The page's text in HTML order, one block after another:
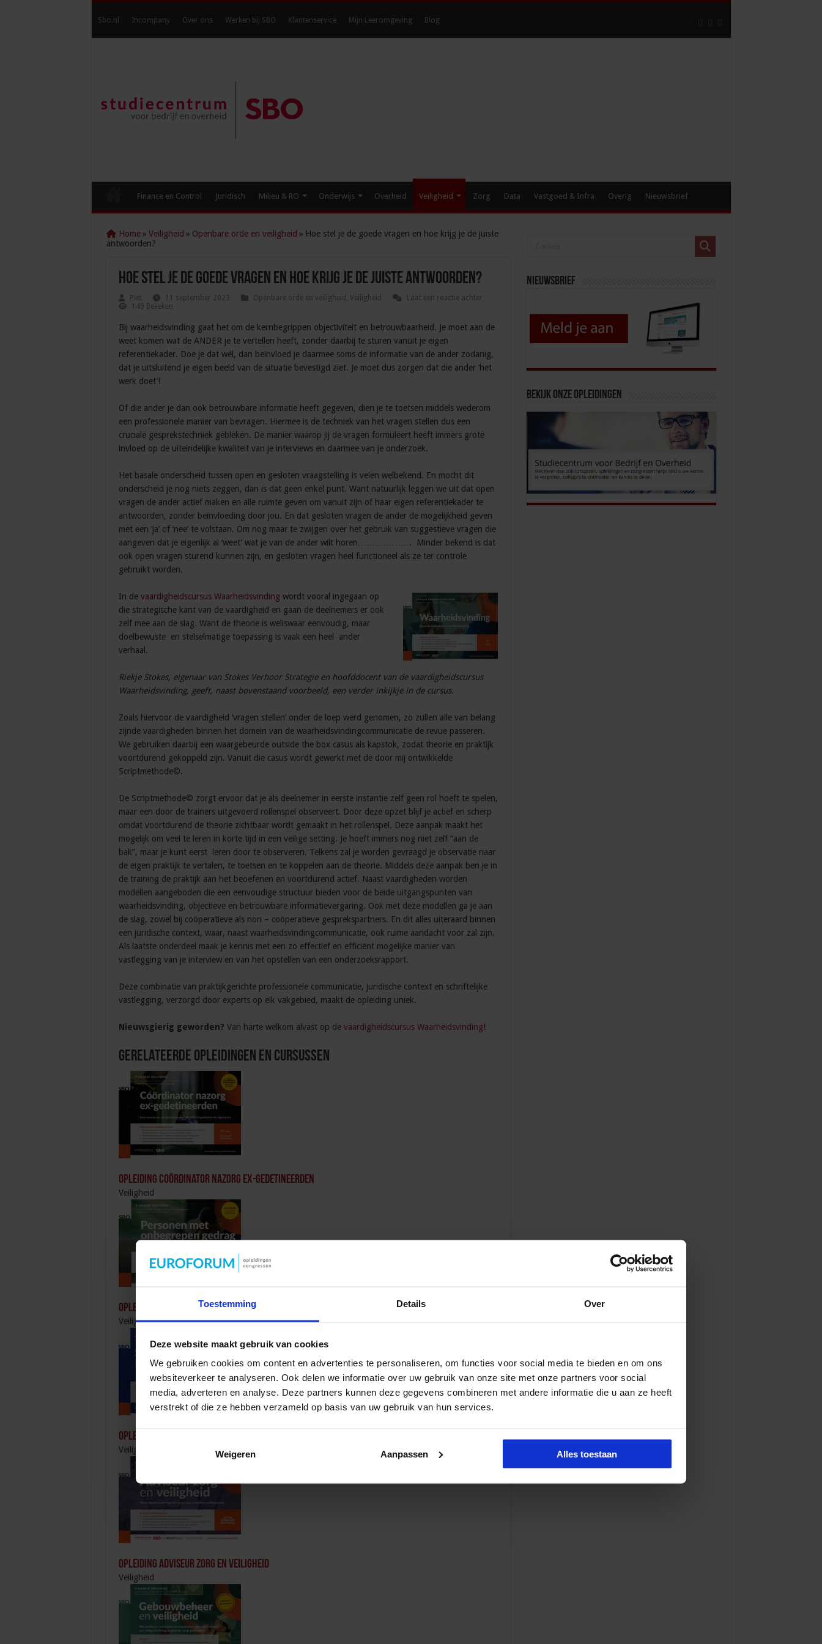
Toestemming Details Over
Deze website maakt gebruik van cookies
We gebruiken cookies om content en advertenties te personaliseren, om functies voor social media te bieden en om ons
websiteverkeer te analyseren. Ook delen we informatie over uw gebruik van onze site met onze partners voor social
media, adverteren en analyse. Deze partners kunnen deze gegevens combineren met andere informatie die u aan ze heeft
verstrekt of die ze hebben verzameld op basis van uw gebruik van hun services.
Weigeren Aanpassen Alles toestaan
Sbo.nl Incompany Over ons Werken bij SBO Klantenservice Mijn Leeromgeving Blog
Finance en Control Juridisch Milieu & RO Onderwijs Overheid Veiligheid Zorg Data Vastgoed & Infra Overig Nieuwsbrief
Home » Veiligheid » Openbare orde en veiligheid » Hoe stel je de goede vragen en hoe krijg je de juiste
antwoorden?
Hoe stel je de goede vragen en hoe krijg je de juiste antwoorden?
Piet 11 september 2023 Openbare orde en veiligheid , Veiligheid
Laat een reactie achter
149 Bekeken
Bij waarheidsvinding gaat het om de kernbegrippen objectiviteit en betrouwbaarheid. Je moet aan de
weet komen wat de ANDER je te vertellen heeft, zonder daarbij te sturen vanuit je eigen
referentiekader. Doe je dat wél, dan beïnvloed je daarmee soms de informatie van de ander zodanig,
dat je uitsluitend je eigen beeld van de situatie bevestigd ziet. Je moet dus zorgen dat die ander ‘het
werk doet’!
Of die ander je dan ook betrouwbare informatie heeft gegeven, dien je te toetsen middels wederom
een professionele manier van bevragen. Hiermee is de techniek van het vragen stellen dus een
cruciale gesprekstechniek gebleken. De manier waarop jij de vragen formuleert heeft immers grote
invloed op de uiteindelijke kwaliteit van je interviews en daarmee van je onderzoek.
Het basale onderscheid tussen open en gesloten vraagstelling is velen welbekend. En mocht dit
onderscheid je nog niets zeggen, dan is dat geen enkel punt. Want natuurlijk leggen we uit dat open
vragen de ander actief maken en alle ruimte geven om vanuit zijn of haar eigen referentiekader te
antwoorden, zonder beïnvloeding door jou. En dat gesloten vragen de ander de mogelijkheid geven
met een ‘ja’ of ‘nee’ te volstaan. Om nog maar te zwijgen over het gebruik van suggestieve vragen die
aangeven dat je eigenlijk al ‘weet’ wat je van de ander wilt horen………………. Minder bekend is dat
ook open vragen sturend kunnen zijn, en gesloten vragen heel functioneel als ze ter controle
gebruikt worden.
In de vaardigheidscursus Waarheidsvinding wordt vooral ingegaan op
die strategische kant van de vaardigheid en gaan de deelnemers er ook
zelf mee aan de slag. Want de theorie is weliswaar eenvoudig, maar
doelbewuste en stelselmatige toepassing is vaak een heel ander
verhaal.
Riekje Stokes, eigenaar van Stokes Verhoor Strategie en hoofddocent van de vaardigheidscursus
Waarheidsvinding, geeft, naast bovenstaand voorbeeld, een verder inkijkje in de cursus.
Zoals hiervoor de vaardigheid ‘vragen stellen’ onder de loep werd genomen, zo zullen alle van belang
zijnde vaardigheden binnen het domein van de waarheidsvindingcommunicatie de revue passeren.
We gebruiken daarbij een waargebeurde outside the box casus als kapstok, zodat theorie en praktijk
voortdurend gekoppeld zijn. Vanuit die casus wordt gewerkt met de door mij ontwikkelde
Scriptmethode©.
De Scriptmethode© zorgt ervoor dat je als deelnemer in eerste instantie zelf geen rol hoeft te spelen,
maar een door de trainers uitgevoerd rollenspel observeert. Door deze opzet blijf je actief en scherp
omdat voortdurend de theorie zichtbaar wordt gemaakt in het rollenspel. Deze aanpak maakt het
mogelijk om veel te leren in korte tijd in een veilige setting. Je hoeft immers nog niet zelf “aan de
bak”, maar je kunt eerst leren door te observeren. Telkens zal je worden gevraagd je observatie naar
de eigen praktijk te vertalen, te toetsen en te koppelen aan de theorie. Middels deze aanpak ben je in
de training de praktijk aan het beoefenen en voortdurend actief. Naast vaardigheden worden
modellen aangeboden die een eenvoudige structuur bieden voor de beide uitgangspunten van
waarheidsvinding, objectieve en betrouwbare informatievergaring. Ook met deze modellen ga je aan
de slag, zowel bij coöperatieve als non – coöperatieve gesprekspartners. En dit alles uiteraard binnen
een juridische context, waar, naast waarheidsvindingcommunicatie, ook ruime aandacht voor zal zijn.
Als laatste onderdeel maak je kennis met een zo effectief en efficiënt mogelijke manier van
vastlegging van je interview en van het opstellen van een onderzoeksrapport.
Deze combinatie van praktijkgerichte professionele communicatie, juridische context en schriftelijke
vastlegging, verzorgd door experts op elk vakgebied, maakt de opleiding uniek.
Nieuwsgierig geworden? Van harte welkom alvast op de vaardigheidscursus Waarheidsvinding!
Gerelateerde Opleidingen en Cursussen
Opleiding Coördinator nazorg ex-gedetineerden
Veiligheid
Opleiding Personen met onbegrepen gedrag
Veiligheid
Opleiding Sociale Veiligheid in de Organisatie
Veiligheid
Opleiding Adviseur zorg en veiligheid
Veiligheid
Nieuwsbrief
Bekijk onze opleidingen